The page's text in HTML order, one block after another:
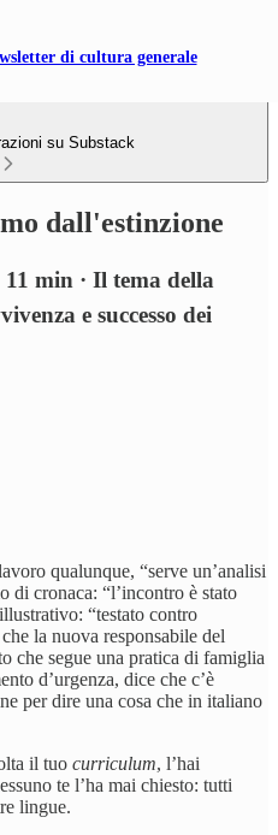
di cultura generale
su Substack
dall'estinzione
min · Il tema della
e successo dei
qualunque, “serve un’analisi
di cronaca: “l’incontro è stato
“testato contro
la nuova responsabile del
che segue una pratica di famiglia
d’urgenza, dice che c’è
per dire una cosa che in italiano
il tuo curriculum, l’hai
te l’ha mai chiesto: tutti
lingue.